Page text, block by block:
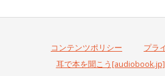
コンテンツポリシー
プラ
耳で本を聞こう[audiobook.jp]